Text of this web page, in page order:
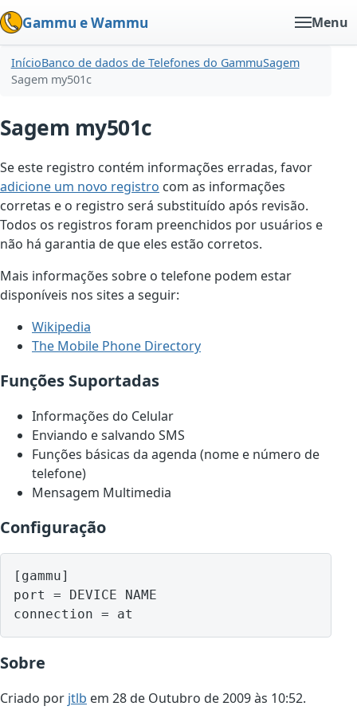
Gammu e Wammu Menu
InícioBanco de dados de Telefones do GammuSagem
Sagem my501c
Sagem my501c
Se este registro contém informações erradas, favor
adicione um novo registro com as informações
corretas e o registro será substituído após revisão.
Todos os registros foram preenchidos por usuários e
não há garantia de que eles estão corretos.
Mais informações sobre o telefone podem estar
disponíveis nos sites a seguir:
Wikipedia
The Mobile Phone Directory
Funções Suportadas
Informações do Celular
Enviando e salvando SMS
Funções básicas da agenda (nome e número de
telefone)
Mensagem Multimedia
Configuração
[gammu]
port = DEVICE NAME
Sobre
Criado por jtlb em 28 de Outubro de 2009 às 10:52.